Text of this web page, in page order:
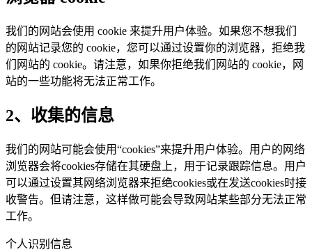
我们的网站会使用 cookie 来提升用户体验。如果您不想我们
的网站记录您的 cookie，您可以通过设置你的浏览器，拒绝我
们网站的 cookie。请注意，如果你拒绝我们网站的 cookie，网
站的一些功能将无法正常工作。
2、收集的信息
我们的网站可能会使用“cookies”来提升用户体验。用户的网络
浏览器会将cookies存储在其硬盘上，用于记录跟踪信息。用户
可以通过设置其网络浏览器来拒绝cookies或在发送cookies时接
收警告。但请注意，这样做可能会导致网站某些部分无法正常
工作。
个人识别信息